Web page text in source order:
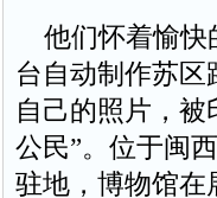
他们怀着愉快
台自动制作苏
自己的照片，被
公民”。位于闽
驻地，博物馆在